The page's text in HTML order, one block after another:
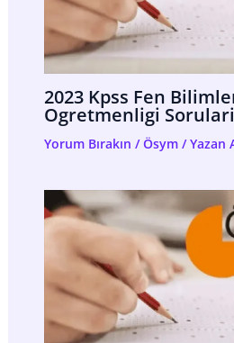
2023 Kpss Fen
Ogretmenligi
Yorum Bırakın /Ösym/ Yazan